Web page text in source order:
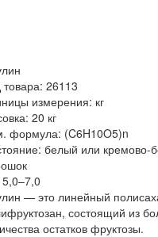
товара: 26113
измерения: кг
20 кг
формула: (C6H10O5)n
белый или кремово-
— это линейный
состоящий из
остатков фруктозы.